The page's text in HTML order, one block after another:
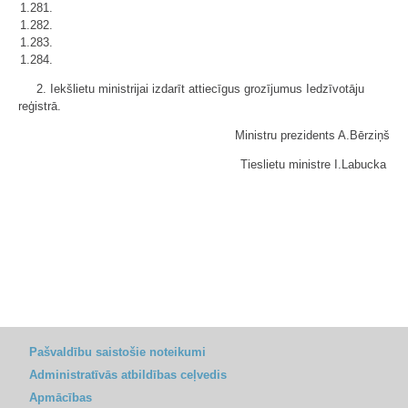
1.281.
1.282.
1.283.
1.284.
2. Iekšlietu ministrijai izdarīt attiecīgus grozījumus Iedzīvotāju
reģistrā.
Ministru prezidents A.Bērziņš
Tieslietu ministre I.Labucka
Pašvaldību saistošie noteikumi
Administratīvās atbildības ceļvedis
Apmācības